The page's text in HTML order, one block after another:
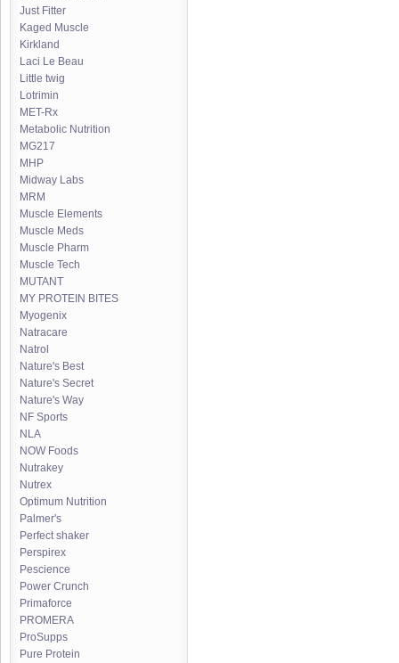
Just Fitter
Kaged Muscle
Kirkland
Laci Le Beau
Little twig
Lotrimin
MET-Rx
Metabolic Nutrition
MG217
MHP
Midway Labs
MRM
Muscle Elements
Muscle Meds
Muscle Pharm
Muscle Tech
MUTANT
MY PROTEIN BITES
Myogenix
Natracare
Natrol
Nature's Best
Nature's Secret
Nature's Way
NF Sports
NLA
NOW Foods
Nutrakey
Nutrex
Optimum Nutrition
Palmer's
Perfect shaker
Perspirex
Pescience
Power Crunch
Primaforce
PROMERA
ProSupps
Pure Protein